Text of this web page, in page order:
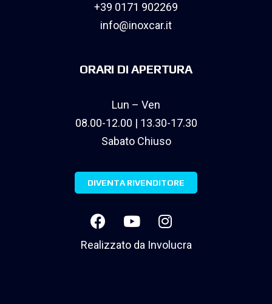
+39 0171 902269
info@inoxcar.it
ORARI DI APERTURA
Lun – Ven
08.00-12.00 | 13.30-17.30
Sabato Chiuso
DIVENTA RIVENDITORE
Realizzato da Involucra